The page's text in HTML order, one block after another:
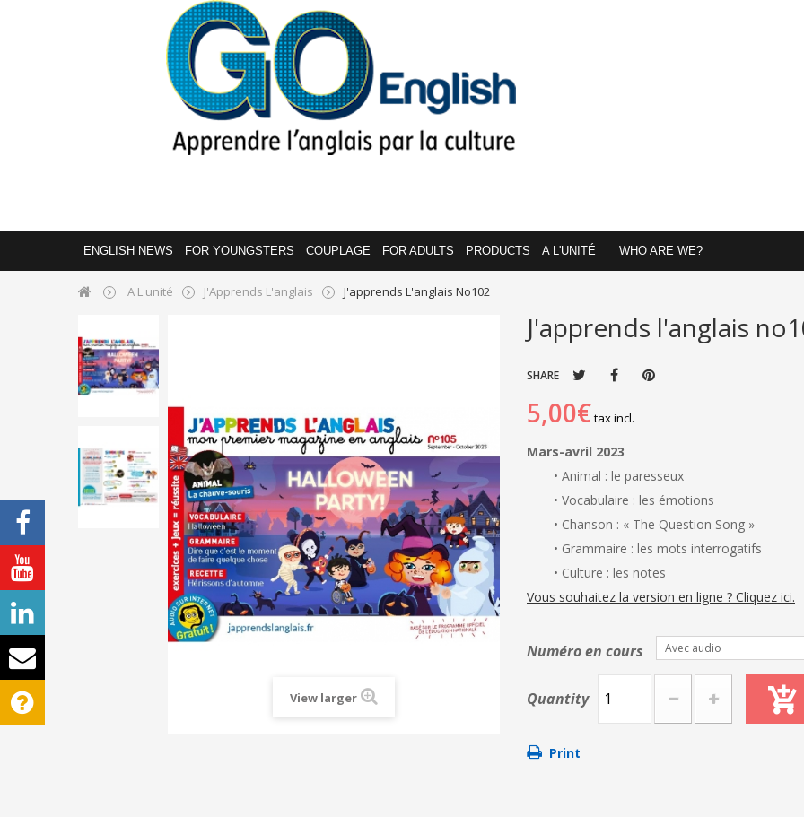
ENGLISH NEWS FOR YOUNGSTERS COUPLAGE FOR ADULTS PRODUCTS A L'UNITÉ WHO ARE WE?
A L'unité J'Apprends L'anglais J'apprends L'anglais No102
View larger
J'apprends l'anglais
SHARE
5,00€tax incl.
Mars-avril 2023
• Animal : le paresseux
• Vocabulaire : les émotions
• Chanson : « The Question Song »
• Grammaire : les mots interrogatifs
• Culture : les notes
Vous souhaitez la version en ligne ? Cliquez ici.
Numéro en cours Avec audio
Quantity
Print